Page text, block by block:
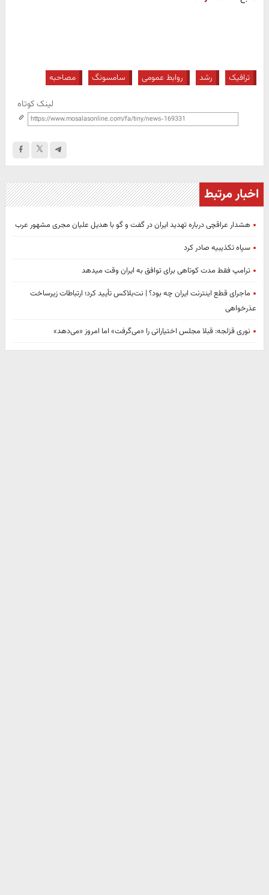
ترافیک رشد روابط عمومی سامسونگ مصاحبه
لینک کوتاه
اخبار مرتبط
هشدار عراقچی درباره تهدید ایران در گفت و گو با هدیل علیان مجری مشهور عرب
سپاه تکذیبیه صادر کرد
ترامپ فقط مدت کوتاهی برای توافق به ایران وقت میدهد
ماجرای قطع اینترنت ایران چه بود؟ | نت‌بلاکس تأیید کرد؛ ارتباطات زیرساخت
عذرخواهی
نوری قزلجه: قبلا مجلس اختیاراتی را «می‌گرفت» اما امروز «می‌دهد»